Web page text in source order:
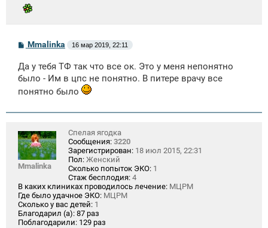
С
б
щ
н
е
Mmalinka 16 мар 2019, 22:11
Да у тебя ТФ так что все ок. Это у меня непонятно
было - Им в цпс не понятно. В питере врачу все
понятно было
Mmalinka
Спелая ягодка
Сообщения: 3220
Зарегистрирован: 18 июл 2015, 22:31
Пол: Женский
Сколько попыток ЭКО: 1
Стаж бесплодия: 4
В каких клиниках проводилось лечение: МЦРМ
Где было удачное ЭКО: МЦРМ
Сколько у вас детей: 1
Благодарил (а): 87 раз
Поблагодарили: 129 раз